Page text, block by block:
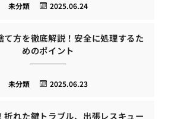
2025.06.24
未分類
て方を徹底解説！安全に処理するた
めのポイント
2025.06.23
未分類
折れた鍵トラブル、出張レスキュー